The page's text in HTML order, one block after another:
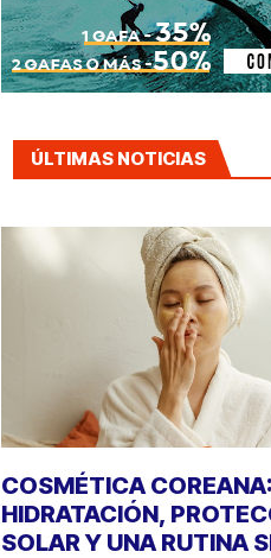
ÚLTIMAS NOTICIAS
COSMÉTICA COREANA:
HIDRATACIÓN,
SOLAR Y UNA RUTINA